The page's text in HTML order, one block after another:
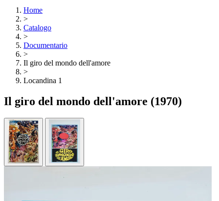
Home
>
Catalogo
>
Documentario
>
Il giro del mondo dell'amore
>
Locandina 1
Il giro del mondo dell'amore (1970)